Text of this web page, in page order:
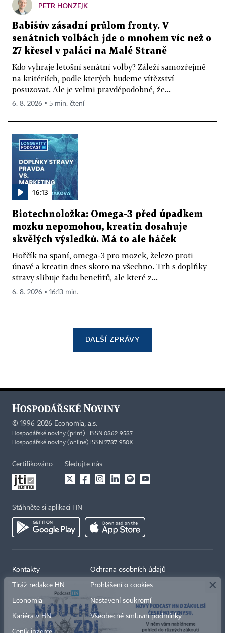
PETR HONZEJK
Babišův zásadní průlom fronty. V
senátních volbách jde o mnohem víc než o
27 křesel v paláci na Malé Straně
Kdo vyhraje letošní senátní volby? Záleží samozřejmě
na kritériích, podle kterých budeme vítězství
posuzovat. Ale je velmi pravděpodobné, že...
6. 8. 2026 ▪ 5 min. čtení
16:13
Biotechnoložka: Omega-3 před úpadkem
mozku nepomohou, kreatin dosahuje
skvělých výsledků. Má to ale háček
Hořčík na spaní, omega-3 pro mozek, železo proti
únavě a kreatin dnes skoro na všechno. Trh s doplňky
stravy slibuje řadu benefitů, ale které z...
6. 8. 2026 ▪ 16:13 min.
DALŠÍ ZPRÁVY
© 1996-2026 Economia, a.s.
Hospodářské noviny (print) ISSN 0862-9587
Hospodářské noviny (online) ISSN 2787-950X
Certifikováno Sledujte nás
Stáhněte si aplikaci HN
Kontakty
Tiráž redakce HN
Economia
Kariéra v HN
Ochrana osobních údajů
Prohlášení o cookies
Nastavení soukromí
Všeobecné smluvní podmínky